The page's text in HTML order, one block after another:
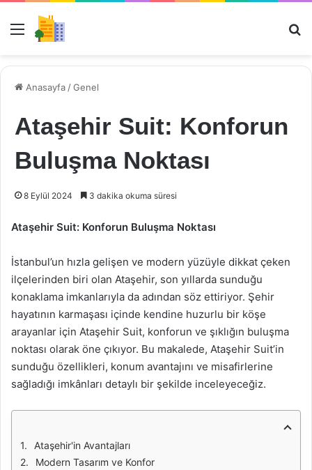
Menü
Anasayfa /Genel
Ataşehir Suit: Konforun
Buluşma Noktası
8 Eylül 2024 3 dakika okuma süresi
Ataşehir Suit: Konforun Buluşma Noktası
İstanbul’un hızla gelişen ve modern yüzüyle dikkat çeken
ilçelerinden biri olan Ataşehir, son yıllarda sunduğu
konaklama imkanlarıyla da adından söz ettiriyor. Şehir
hayatının karmaşası içinde kendine huzurlu bir köşe
arayanlar için Ataşehir Suit, konforun ve şıklığın buluşma
noktası olarak öne çıkıyor. Bu makalede, Ataşehir Suit’in
sunduğu özellikleri, konum avantajını ve misafirlerine
sağladığı imkânları detaylı bir şekilde inceleyeceğiz.
Ataşehir'in Avantajları
Modern Tasarım ve Konfor